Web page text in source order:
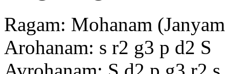
Ragam: Mohanam
Arohanam: s r2 g3 p d2 S